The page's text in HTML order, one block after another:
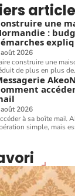
une
:
2026
construire une
de plus en plus de
2026
à sa boîte mail
simple, mais